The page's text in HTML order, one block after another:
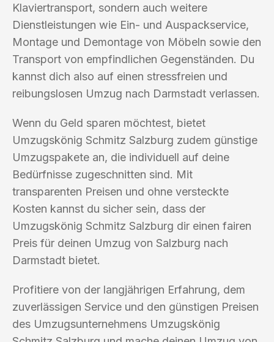
Klaviertransport, sondern auch weitere
Dienstleistungen wie Ein- und Auspackservice,
Montage und Demontage von Möbeln sowie den
Transport von empfindlichen Gegenständen. Du
kannst dich also auf einen stressfreien und
reibungslosen Umzug nach Darmstadt verlassen.
Wenn du Geld sparen möchtest, bietet
Umzugskönig Schmitz Salzburg zudem günstige
Umzugspakete an, die individuell auf deine
Bedürfnisse zugeschnitten sind. Mit
transparenten Preisen und ohne versteckte
Kosten kannst du sicher sein, dass der
Umzugskönig Schmitz Salzburg dir einen fairen
Preis für deinen Umzug von Salzburg nach
Darmstadt bietet.
Profitiere von der langjährigen Erfahrung, dem
zuverlässigen Service und den günstigen Preisen
des Umzugsunternehmens Umzugskönig